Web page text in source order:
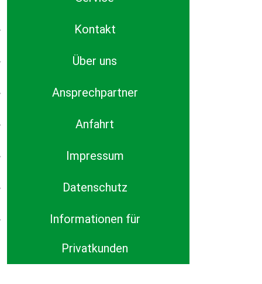
Kontakt
Über uns
Ansprechpartner
Anfahrt
Impressum
Datenschutz
Informationen für
Privatkunden